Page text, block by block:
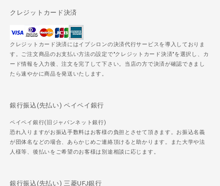
クレジットカード決済
クレジットカード決済にはイプシロンの決済代行サービスを導入しておりま
す。ご注文商品のお支払い方法の設定で"クレジットカード決済"を選択し、カ
ード情報を入力後、注文を完了して下さい。当店の方で決済が確認できまし
たら速やかに商品を発送いたします。
銀行振込(先払い) ペイペイ銀行
ペイペイ銀行(旧ジャパンネット銀行)
恐れ入りますがお振込手数料はお客様の負担とさせて頂きます。お振込名義
が団体名などの場合、あらかじめご連絡頂けると助かります。また大学や法
人様等、後払いをご希望のお客様は別途相談に応じます。
銀行振込(先払い) 三菱UFJ銀行